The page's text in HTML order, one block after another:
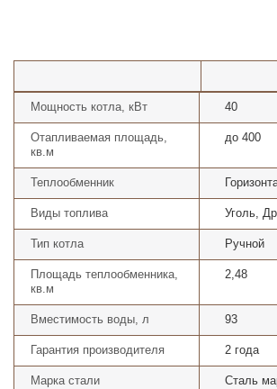
Мощность котла, кВт 40
Отапливаемая площадь,
кв.м
до 400
Теплообменник
Виды топлива Уголь,
Тип котла Ручной
Площадь теплообменника,
кв.м
2,48
Вместимость воды, л 93
Гарантия производителя 2 года
Марка стали Сталь